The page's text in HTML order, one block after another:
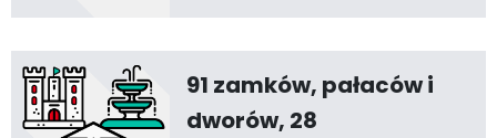
91 zamków, pałaców i
dworów, 28